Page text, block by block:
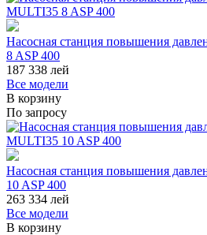
Насосная станция повышения
8 ASP 400
187 338 лей
Все модели
В корзину
По запросу
Насосная станция повышения
10 ASP 400
263 334 лей
Все модели
В корзину